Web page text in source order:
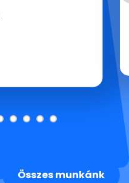
Összes munkánk